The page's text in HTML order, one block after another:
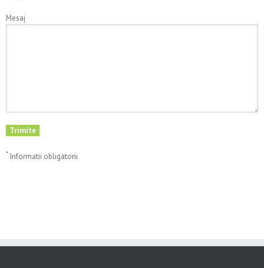
Mesaj
* Informatii obligatorii